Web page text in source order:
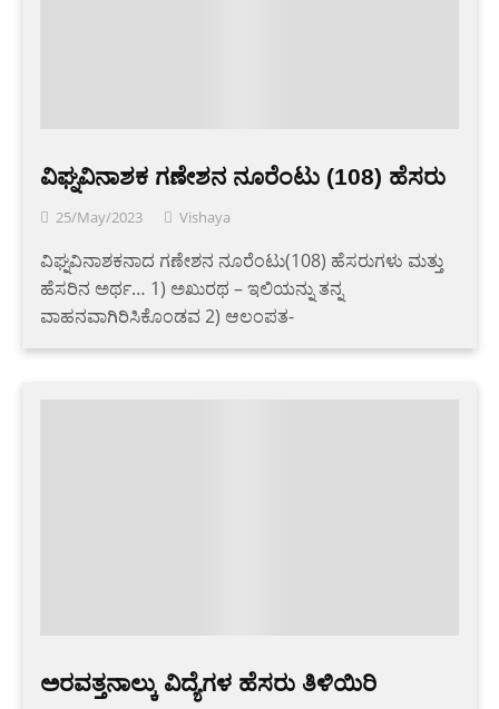
ವಿಘ್ನವಿನಾಶಕ ಗಣೇಶನ ನೂರೆಂಟು (108) ಹೆಸರು
25/May/2023 Vishaya
ವಿಘ್ನವಿನಾಶಕನಾದ ಗಣೇಶನ ನೂರೆಂಟು(108) ಹೆಸರುಗಳು ಮತ್ತು
ಹೆಸರಿನ ಅರ್ಥ… 1) ಅಖುರಥ – ಇಲಿಯನ್ನು ತನ್ನ
ವಾಹನವಾಗಿರಿಸಿಕೊಂಡವ 2) ಆಲಂಪತ-
ಅರವತ್ತನಾಲ್ಕು ವಿದ್ಯೆಗಳ ಹೆಸರು ತಿಳಿಯಿರಿ